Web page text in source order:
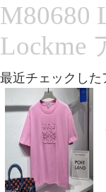
M80680
Lockme
最近チェックした